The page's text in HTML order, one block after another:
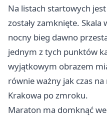
Na listach startowych
zostały zamknięte.
nocny bieg dawno
jednym z tych punktów
wyjątkowym obrazem
równie ważny jak czas
Krakowa po zmroku.
Maraton ma domknąć